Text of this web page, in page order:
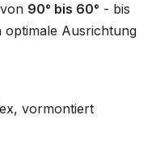
90° bis 60° - bis
Ausrichtung
vormontiert